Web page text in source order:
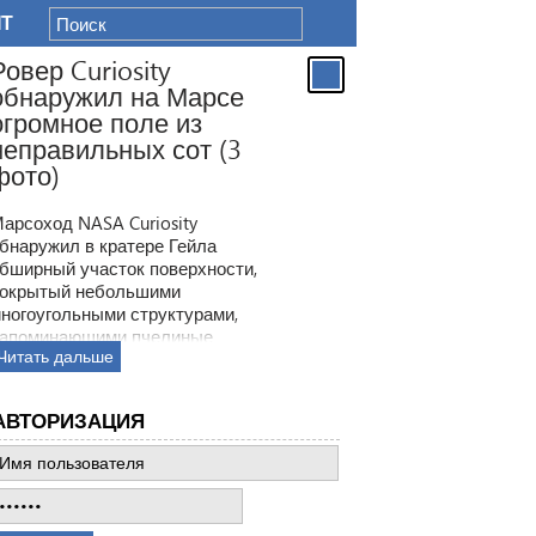
Curiosity
на Марсе
поле из
сот (3
NASA Curiosity
в кратере Гейла
участок поверхности,
небольшими
структурами,
пчелиные
Ранее ровер находил
все предыдущее такие
дальше